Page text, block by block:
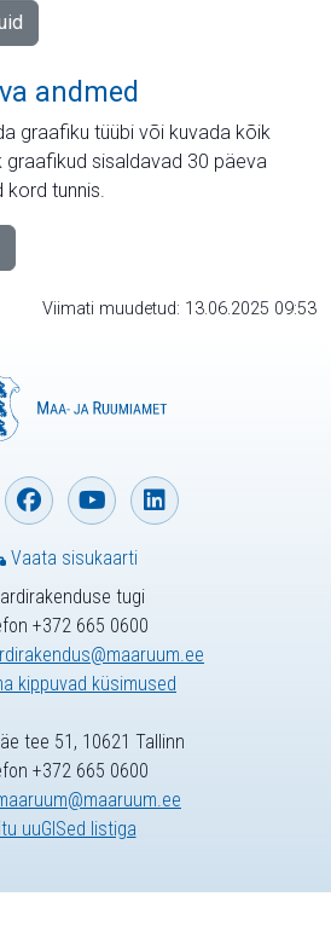
andmed
graafiku tüübi või kuvada kõik
sisaldavad 30 päeva
tunnis.
Viimati muudetud: 13.06.2025 09:53
tugi
+372 665 0600
kippuvad küsimused
Vaata sisukaarti
tee 51, 10621 Tallinn
+372 665 0600
uuGISed listiga